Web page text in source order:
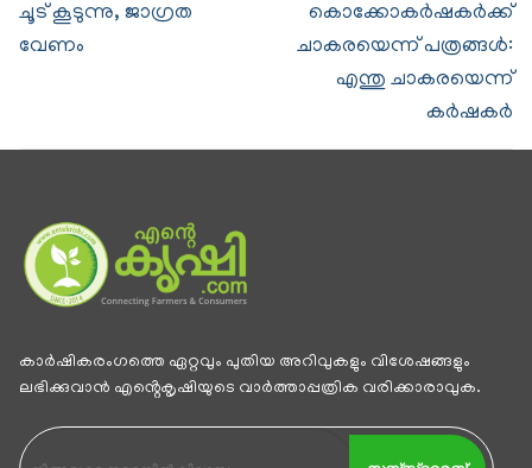
ചൂട് കൂടുന്നു, ജാഗ്രത
വേണം
കൊക്കോകര്‍ഷകര്‍ക്ക്
ചാകരയെന്ന് പത്രങ്ങള്‍:
എന്തു ചാകരയെന്ന്
കര്‍ഷകര്‍
കാര്‍ഷികരംഗത്തെ ഏറ്റവും പുതിയ അറിവുകളും വിശേഷങ്ങളും
ലഭിക്കുവാന്‍ എൻ്റെകൃഷിയുടെ വാര്‍ത്താപ്പത്രിക വരിക്കാരാവുക.